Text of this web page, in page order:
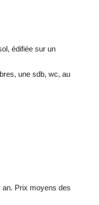
édifiée sur un
une sdb, wc, au
an. Prix moyens des